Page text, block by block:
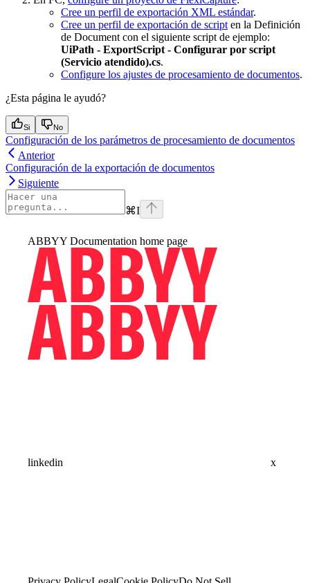
Cree un perfil de exportación XML estándar.
Cree un perfil de exportación de script en la Definición
de Document con el siguiente script de ejemplo:
UiPath - ExportScript - Configurar por script
(Servicio atendido).cs.
Configure los ajustes de procesamiento de documentos.
¿Esta página le ayudó?
Si No
Configuración de los parámetros de procesamiento de documentos
Anterior
Configuración de la exportación de documentos
Siguiente
⌘I
ABBYY Documentation home page
linkedin x